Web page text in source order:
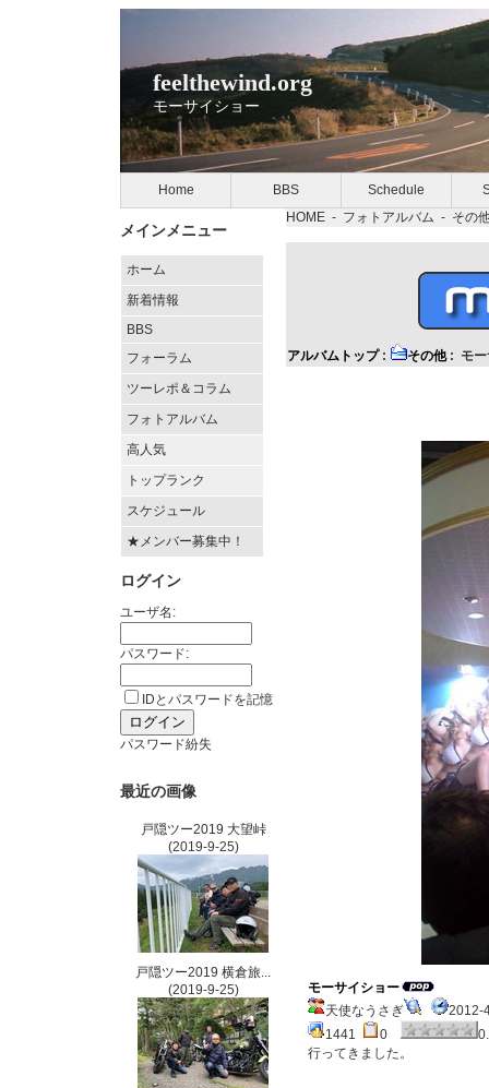
feelthewind.org
モーサイショー
Home BBS Schedule
メインメニュー
ホーム
新着情報
BBS
フォーラム
ツーレポ＆コラム
フォトアルバム
高人気
トップランク
スケジュール
★メンバー募集中！
ログイン
ユーザ名:
パスワード:
IDとパスワードを記憶
パスワード紛失
最近の画像
戸隠ツー2019 大望峠
(2019-9-25)
戸隠ツー2019 横倉旅...
(2019-9-25)
HOME - フォトアルバム - その
アルバムトップ: その他: モー
モーサイショー
天使なうさぎ
1441
0
行ってきました。